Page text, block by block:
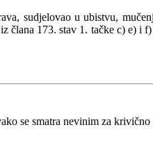
sudjelovao u ubistvu,
173. stav 1. tačke c) e) i
se smatra nevinim za